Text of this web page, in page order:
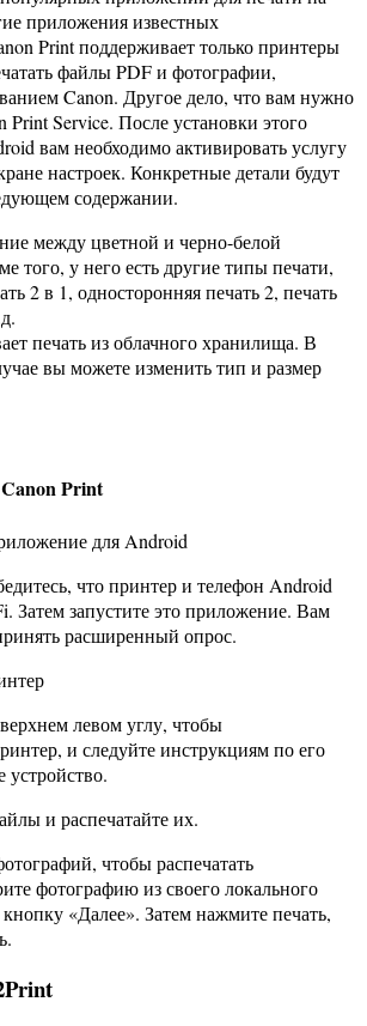
приложения известных
Print поддерживает только принтеры
файлы PDF и фотографии,
Canon. Другое дело, что вам нужно
Print Service. После установки этого
вам необходимо активировать услугу
настроек. Конкретные детали будут
содержании.
между цветной и черно-белой
того, у него есть другие типы печати,
2 в 1, односторонняя печать 2, печать
печать из облачного хранилища. В
вы можете изменить тип и размер
Print
для Android
что принтер и телефон Android
Затем запустите это приложение. Вам
расширенный опрос.
левом углу, чтобы
и следуйте инструкциям по его
устройство.
и распечатайте их.
чтобы распечатать
фотографию из своего локального
«Далее». Затем нажмите печать,